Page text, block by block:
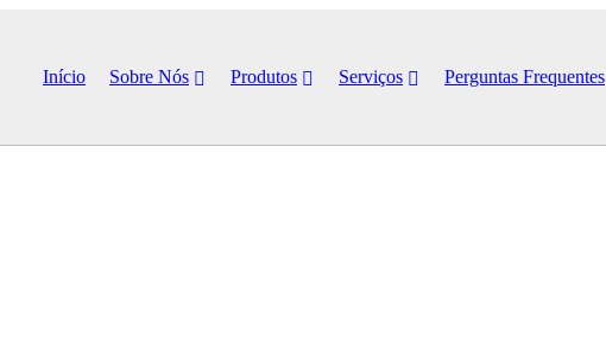
Início Sobre Nós Produtos Serviços Perguntas Frequentes